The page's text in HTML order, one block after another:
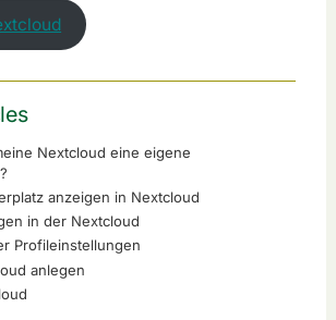
Nextcloud eine eigene
anzeigen in Nextcloud
in der Nextcloud
Profileinstellungen
anlegen